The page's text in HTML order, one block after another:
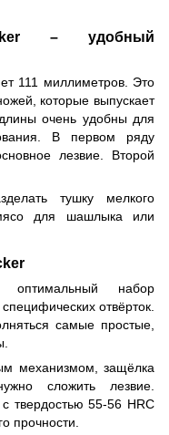
– удобный
111 миллиметров. Это
которые выпускает
очень удобны для
В первом ряду
лезвие. Второй
тушку мелкого
для шашлыка или
набор
отвёрток.
самые простые,
механизмом, защёлка
сложить лезвие.
твердостью 55-56 HRC
прочности.